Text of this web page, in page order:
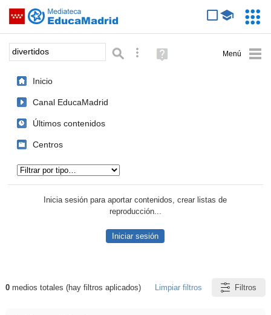
Saltar navegación
Palabra o frase: Búsqueda avanzada
Ayuda
(en
Inicio
Canal EducaMadrid
Últimos contenidos
Centros
Inicia sesión para aportar contenidos, crear listas de
reproducción...
Iniciar sesión
Resultados de: divertidos
0medios totales (hay filtros aplicados) Limpiar filtros Filtros